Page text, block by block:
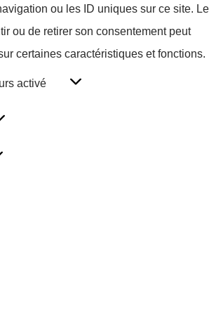
ou les ID uniques sur ce site. Le
ou de retirer son consentement peut
certaines caractéristiques et fonctions.
activé